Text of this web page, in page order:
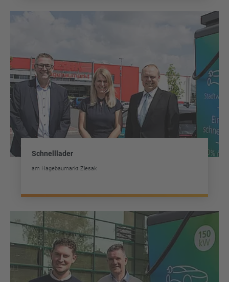
Schnelllader
am Hagebaumarkt Ziesak